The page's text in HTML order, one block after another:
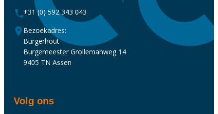
+31 (0) 592 343 043
Bezoekadres:
Burgerhout
Burgemeester Grollemanweg 14
9405 TN Assen
Volg ons